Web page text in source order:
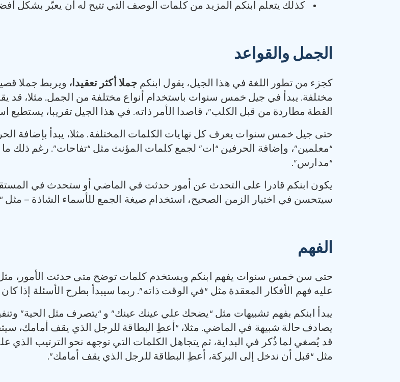
كذلك يتعلم ابنكم المزيد من كلمات الوصف التي تتيح له أن يعبّر بشكل
الجمل والقواعد
كجزء من تطور اللغة في هذا الجيل، يقول ابنكم جملا أكثر تعقيدا، ويربط جملا
مختلفة. يبدأ في جيل خمس سنوات باستخدام أنواع مختلفة من الجمل. مثلا، قد
القطة مطاردة من قبل الكلب”، قاصدا الأمر ذاته. في هذا الجيل تقريبا،
حتى جيل خمس سنوات يعرف كل نهايات الكلمات المختلفة. مثلا، يبدأ بإضافة
“معلمين”، وإضافة الحرفين “ات” لجمع كلمات المؤنث مثل “تفاحات”. رغم ذلك
“مدارس”.
يكون ابنكم قادرا على التحدث عن أمور حدثت في الماضي أو ستحدث في
سيتحسن في اختيار الزمن الصحيح، استخدام صيغة الجمع للأسماء الشاذة – مثل
الفهم
حتى سن خمس سنوات يفهم ابنكم ويستخدم كلمات توضح متى حدثت الأمور، مثل
عليه فهم الأفكار المعقدة مثل “في الوقت ذاته”. ربما سيبدأ بطرح الأسئلة إذا
يبدأ ابنكم بفهم تشبيهات مثل “يضحك علي عينك عينك” و “يتصرف مثل الحية”
يصادف حالة شبيهة في الماضي. مثلا، “أعطِ البطاقة للرجل الذي يقف أمامك،
قد يُصغي لما ذُكر في البداية، ثم يتجاهل الكلمات التي توجهه نحو الترتيب الذي
مثل “قبل أن ندخل إلى البركة، أعطِ البطاقة للرجل الذي يقف أمامك”.